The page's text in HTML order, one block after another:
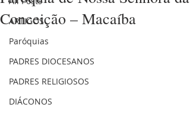
ARTIGOS
Paróquias
PADRES DIOCESANOS
PADRES RELIGIOSOS
DIÁCONOS
Conceição – Macaíba